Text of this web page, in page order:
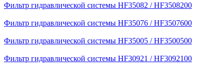
Фильтр гидравлической системы HF35082 / HF3508200
Фильтр гидравлической системы HF35076 / HF3507600
Фильтр гидравлической системы HF35005 / HF3500500
Фильтр гидравлической системы HF30921 / HF3092100